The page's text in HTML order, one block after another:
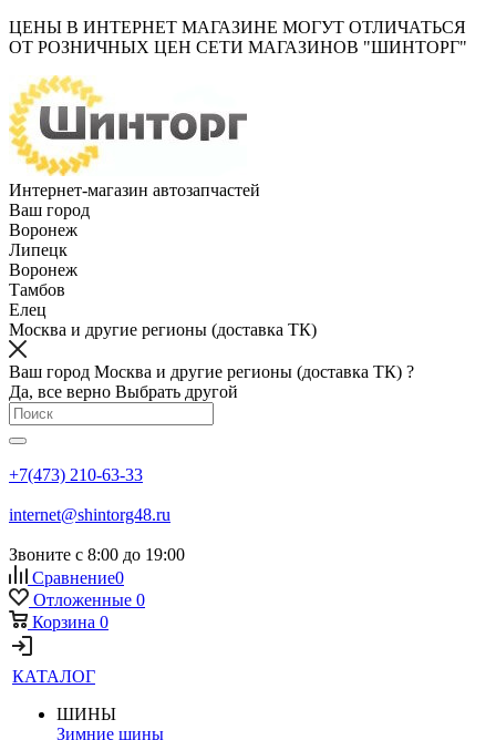
ЦЕНЫ В ИНТЕРНЕТ МАГАЗИНЕ МОГУТ ОТЛИЧАТЬСЯ
ОТ РОЗНИЧНЫХ ЦЕН СЕТИ МАГАЗИНОВ "ШИНТОРГ"
Интернет-магазин автозапчастей
Ваш город
Воронеж
Липецк
Воронеж
Тамбов
Елец
Москва и другие регионы (доставка ТК)
Ваш город Москва и другие регионы (доставка ТК) ?
Да, все верно Выбрать другой
+7(473) 210-63-33
internet@shintorg48.ru
Звоните с 8:00 до 19:00
Сравнение0
Отложенные 0
Корзина 0
КАТАЛОГ
ШИНЫ
Зимние шины